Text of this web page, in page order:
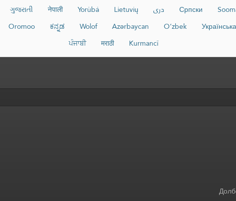
ગુજરાતી नेपाली Yorùbá Lietuvių دری Српски
Oromoo ಕನ್ನಡ Wolof Azərbaycan O‘zbek Українська
ਪੰਜਾਬੀ
मराठी Kurmancî